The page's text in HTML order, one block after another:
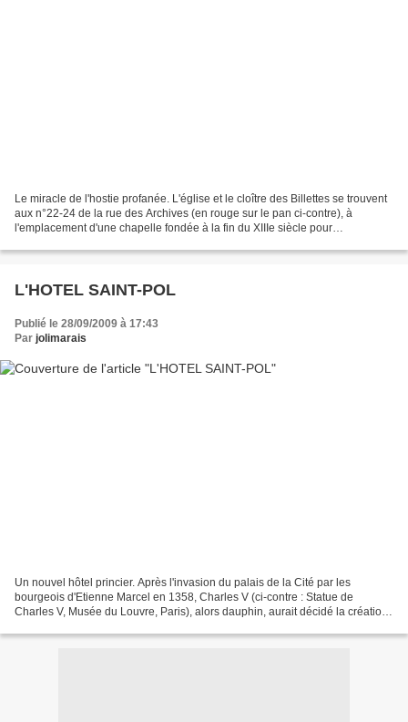
Le miracle de l'hostie profanée. L'église et le cloître des Billettes se trouvent
aux n°22-24 de la rue des Archives (en rouge sur le pan ci-contre), à
l'emplacement d'une chapelle fondée à la fin du XIIIe siècle pour
L'HOTEL SAINT-POL
Publié le 28/09/2009 à 17:43
Par jolimarais
Un nouvel hôtel princier. Après l'invasion du palais de la Cité par les
bourgeois d'Etienne Marcel en 1358, Charles V (ci-contre : Statue de
Charles V, Musée du Louvre, Paris), alors dauphin, aurait décidé la création